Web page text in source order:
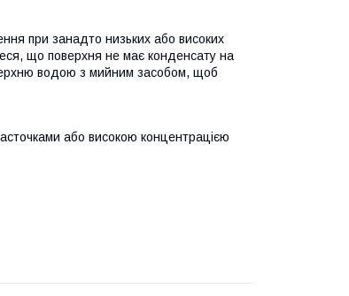
при занадто низьких або високих
що поверхня не має конденсату на
водою з мийним засобом, щоб
або високою концентрацією